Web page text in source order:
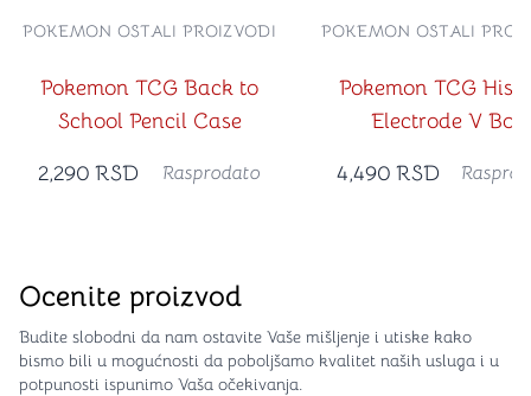
Pokemon TCG Back to
School Pencil Case
POKEMON OSTALI PROIZVODI
2,290 RSD Rasprodato
Pokemon TCG
Electrode V Box
POKEMON OSTALI
4,490 RSD
Ocenite proizvod
Budite slobodni da nam ostavite Vaše mišljenje i utiske kako
bismo bili u mogućnosti da poboljšamo kvalitet naših usluga i u
potpunosti ispunimo Vaša očekivanja.